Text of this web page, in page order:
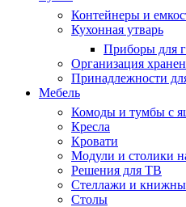
Контейнеры и
Кухонная утварь
Приборы для
Организация
Принадлежности
Мебель
Комоды и тумбы с
Кресла
Кровати
Модули и столики
Решения для ТВ
Стеллажи и
Столы